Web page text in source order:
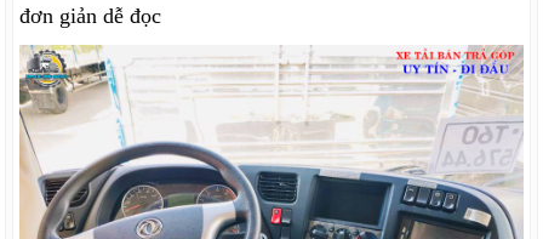
đơn giản dễ đọc